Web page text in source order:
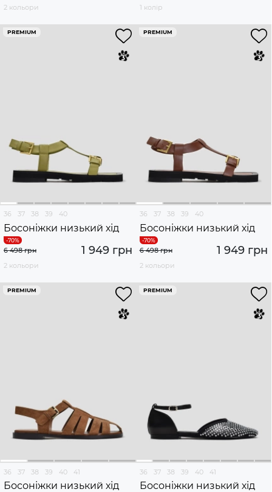
2 кольори
1 колір
PREMIUM
36 37 38 39 40
Босоніжки низький хід
1 949 грн
6 498 грн
2 кольори
PREMIUM
36 37 38 39 40
Босоніжки низький хід
1 949 грн
6 498 грн
2 кольори
PREMIUM
36 37 38 39 40 41
Босоніжки низький хід
PREMIUM
36 37 38 39 40 41
Босоніжки низький хід